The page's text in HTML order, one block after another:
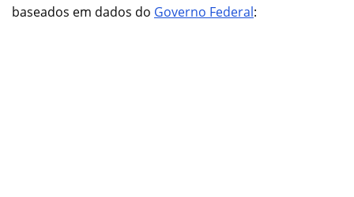
baseados em dados do Governo Federal: